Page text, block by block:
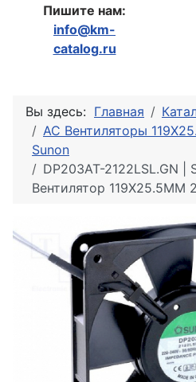
Пишите нам:
info@km-
catalog.ru
Вы здесь: Главная
AC Вентиляторы
Sunon
DP203AT-2122LSL.GN |
Вентилятор 119X25.5MM